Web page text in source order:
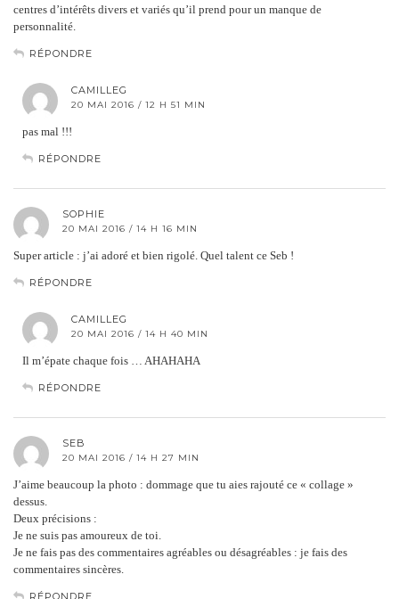
centres d’intérêts divers et variés qu’il prend pour un manque de
personnalité.
RÉPONDRE
CAMILLEG
20 MAI 2016 / 12 H 51 MIN
pas mal !!!
RÉPONDRE
SOPHIE
20 MAI 2016 / 14 H 16 MIN
Super article : j’ai adoré et bien rigolé. Quel talent ce Seb !
RÉPONDRE
CAMILLEG
20 MAI 2016 / 14 H 40 MIN
Il m’épate chaque fois … AHAHAHA
RÉPONDRE
SEB
20 MAI 2016 / 14 H 27 MIN
J’aime beaucoup la photo : dommage que tu aies rajouté ce « collage »
dessus.
Deux précisions :
Je ne suis pas amoureux de toi.
Je ne fais pas des commentaires agréables ou désagréables : je fais des
commentaires sincères.